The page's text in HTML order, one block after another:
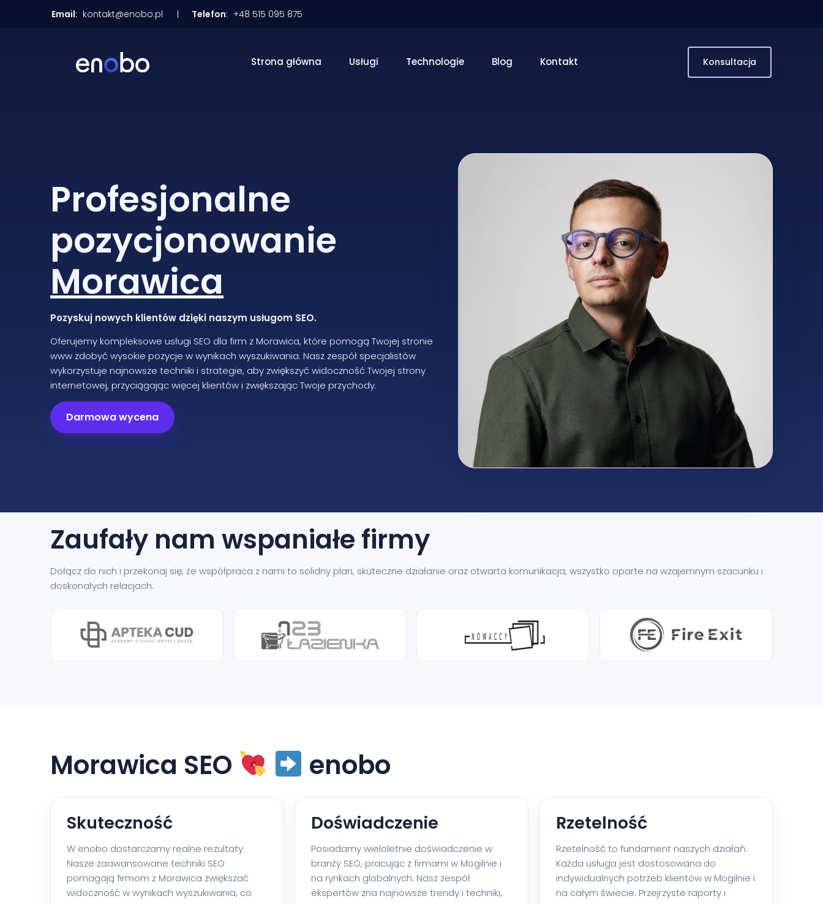
Email: kontakt@enobo.pl Telefon: +48 515 095 875
Strona główna Usługi Technologie Blog Kontakt Konsultacja
Profesjonalne
pozycjonowanie
Morawica
Pozyskuj nowych klientów dzięki naszym usługom SEO.
Oferujemy kompleksowe usługi SEO dla firm z Morawica, które pomogą Twojej stronie
www zdobyć wysokie pozycje w wynikach wyszukiwania. Nasz zespół specjalistów
wykorzystuje najnowsze techniki i strategie, aby zwiększyć widoczność Twojej strony
internetowej, przyciągając więcej klientów i zwiększając Twoje przychody.
Darmowa wycena
Zaufały nam wspaniałe firmy
Dołącz do nich i przekonaj się, że współpraca z nami to solidny plan, skuteczne działanie oraz otwarta komunikacja, wszystko oparte na wzajemnym szacunku i
doskonałych relacjach.
Morawica SEO enobo
Skuteczność
W enobo dostarczamy realne rezultaty.
Nasze zaawansowane techniki SEO
pomagają firmom z Morawica zwiększać
widoczność w wynikach wyszukiwania, co
Doświadczenie
Posiadamy wieloletnie doświadczenie w
branży SEO, pracując z firmami w Mogilnie i
na rynkach globalnych. Nasz zespół
ekspertów zna najnowsze trendy i techniki,
Rzetelność
Rzetelność to fundament naszych działań.
Każda usługa jest dostosowana do
indywidualnych potrzeb klientów w Mogilnie i
na całym świecie. Przejrzyste raporty i